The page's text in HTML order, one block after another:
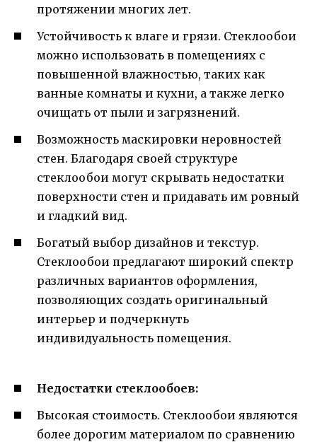
протяжении многих лет.
Устойчивость к влаге и грязи. Стеклообои
можно использовать в помещениях с
повышенной влажностью, таких как
ванные комнаты и кухни, а также легко
очищать от пыли и загрязнений.
Возможность маскировки неровностей
стен. Благодаря своей структуре
стеклообои могут скрывать недостатки
поверхности стен и придавать им ровный
и гладкий вид.
Богатый выбор дизайнов и текстур.
Стеклообои предлагают широкий спектр
различных вариантов оформления,
позволяющих создать оригинальный
интерьер и подчеркнуть
индивидуальность помещения.
Недостатки стеклообоев:
Высокая стоимость. Стеклообои являются
более дорогим материалом по сравнению